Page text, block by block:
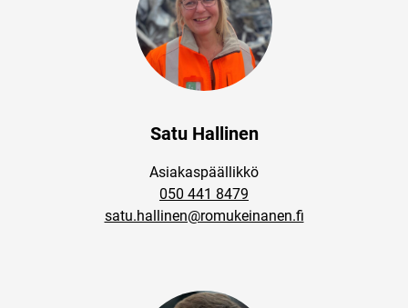
Satu Hallinen
Asiakaspäällikkö
050 441 8479
satu.hallinen@romukeinanen.fi